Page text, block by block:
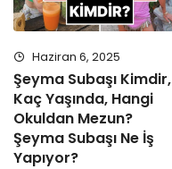
Haziran 6, 2025
Şeyma Subaşı Kimdir,
Kaç Yaşında, Hangi
Okuldan Mezun?
Şeyma Subaşı Ne İş
Yapıyor?